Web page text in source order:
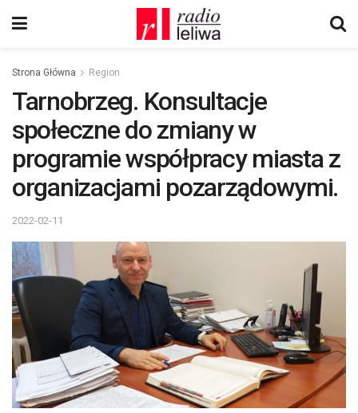
Strona Główna Region
Tarnobrzeg. Konsultacje
społeczne do zmiany w
programie współpracy miasta z
organizacjami pozarządowymi.
2022-02-11